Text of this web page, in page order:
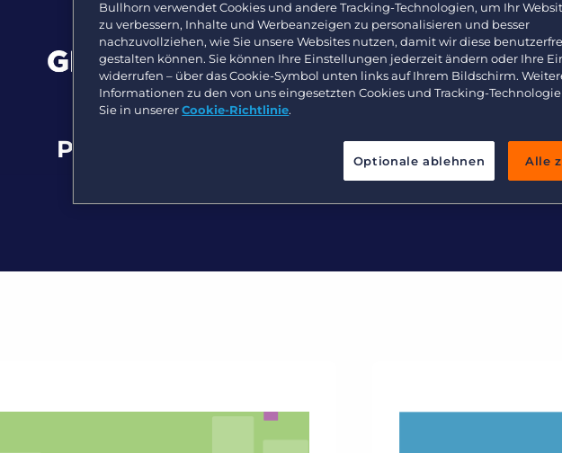
Bullhorns Zuhause für die Recherche
Personaldienstleistungs- und Recruiting
Bullhorn verwendet Cookies und andere Tracking-Technologien, um Ihr
zu verbessern, Inhalte und Werbeanzeigen zu personalisieren und besser
nachzuvollziehen, wie Sie unsere Websites nutzen, damit wir diese
gestalten können. Sie können Ihre Einstellungen jederzeit ändern oder Ihre
widerrufen – über das Cookie-Symbol unten links auf Ihrem Bildschirm.
Informationen zu den von uns eingesetzten Cookies und Tracking-
Sie in unsererCookie-Richtlinie.
Optionale ablehnen Alle